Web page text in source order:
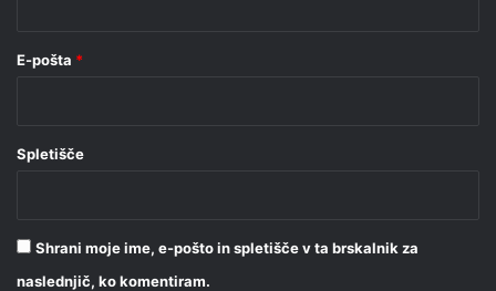
E-pošta *
Spletišče
Shrani moje ime, e-pošto in spletišče v ta brskalnik za
naslednjič, ko komentiram.